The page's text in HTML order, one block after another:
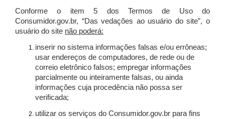
Conforme o item 5 dos Termos de Uso do
Consumidor.gov.br, “Das vedações ao usuário do site”, o
usuário do site não poderá:
inserir no sistema informações falsas e/ou errôneas;
usar endereços de computadores, de rede ou de
correio eletrônico falsos; empregar informações
parcialmente ou inteiramente falsas, ou ainda
informações cuja procedência não possa ser
verificada;
utilizar os serviços do Consumidor.gov.br para fins